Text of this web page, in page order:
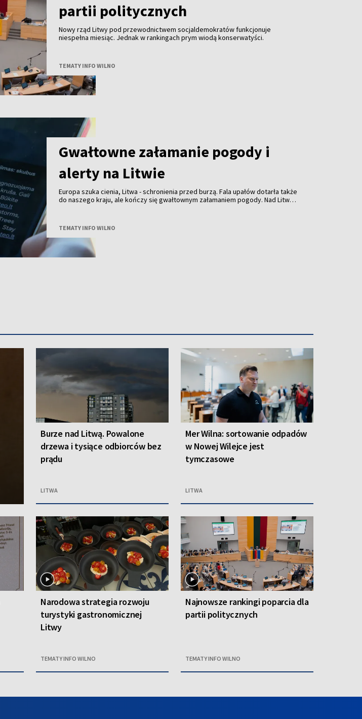
partii politycznych
Nowy rząd Litwy pod przewodnictwem socjaldemokratów funkcjonuje
niespełna miesiąc. Jednak w rankingach prym wiodą konserwatyści.
TEMATY INFO WILNO
Gwałtowne załamanie pogody i
alerty na Litwie
Europa szuka cienia, Litwa - schronienia przed burzą. Fala upałów dotarła także
do naszego kraju, ale kończy się gwałtownym załamaniem pogody. Nad Litwą
TEMATY INFO WILNO
Burze nad Litwą. Powalone
drzewa i tysiące odbiorców bez
prądu
LITWA
Mer Wilna: sortowanie odpadów
w Nowej Wilejce jest
tymczasowe
LITWA
Narodowa strategia rozwoju
turystyki gastronomicznej
Litwy
TEMATY INFO WILNO
Najnowsze rankingi poparcia dla
partii politycznych
TEMATY INFO WILNO